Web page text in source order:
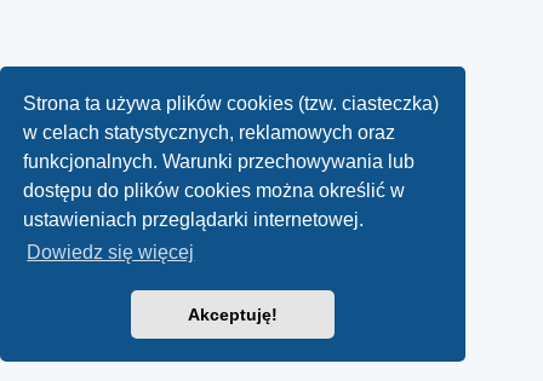
Strona ta używa plików cookies (tzw. ciasteczka)
w celach statystycznych, reklamowych oraz
funkcjonalnych. Warunki przechowywania lub
dostępu do plików cookies można określić w
ustawieniach przeglądarki internetowej.
Dowiedz się więcej
Akceptuję!